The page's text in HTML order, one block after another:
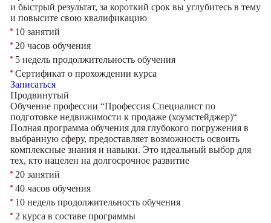
и быстрый результат, за короткий срок вы углубитесь в тему
и повысите свою квалификацию
10 занятий
20 часов обучения
5 недель продолжительность обучения
Сертификат о прохождении курса
Записаться
Продвинутый
Обучение профессии “Профессия Специалист по
подготовке недвижимости к продаже (хоумстейджер)“
Полная программа обучения для глубокого погружения в
выбранную сферу, предоставляет возможность освоить
комплексные знания и навыки. Это идеальный выбор для
тех, кто нацелен на долгосрочное развитие
20 занятий
40 часов обучения
10 недель продолжительность обучения
2 курса в составе программы